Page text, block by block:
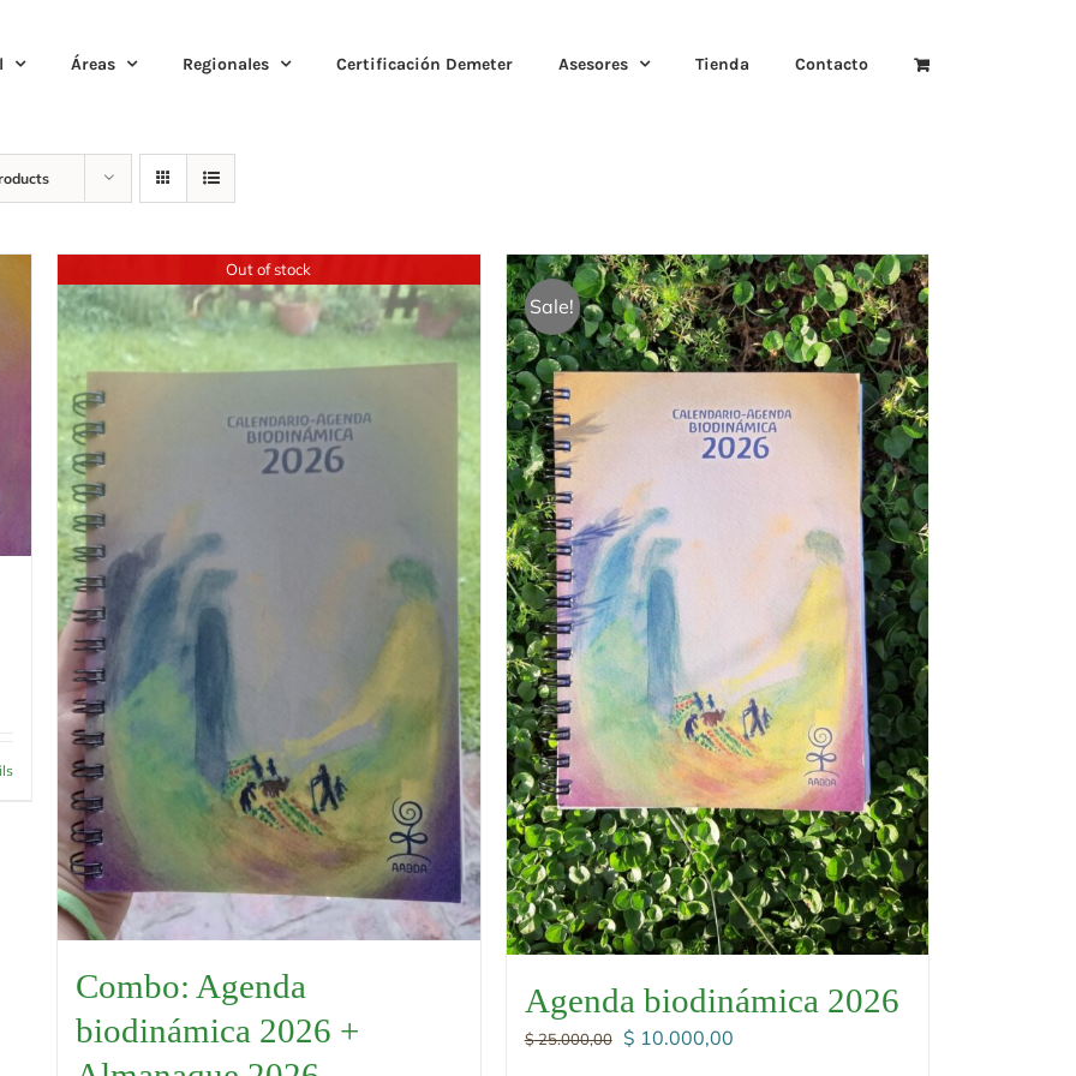
Áreas Regionales Certificación Demeter Asesores Tienda Contacto
Out of stock
Combo: Agenda
biodinámica 2026 +
Sale!
Agenda biodinámica 2026
$25.000,00
El
$ 10.000,00El